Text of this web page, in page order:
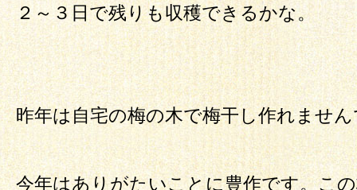
２～３日で残りも収穫できるかな。
昨年は自宅の梅の木で梅干し作れませ
今年はありがたいことに豊作です。こ